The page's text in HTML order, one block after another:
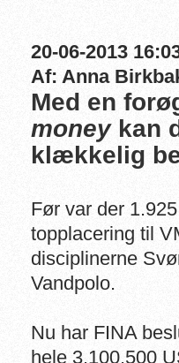
20-06-2013
Af: Anna
Med en
moneykan
klækkelig
Før var der
topplacering til
disciplinerne
Vandpolo.
Nu har FINA
hele 3.100.500